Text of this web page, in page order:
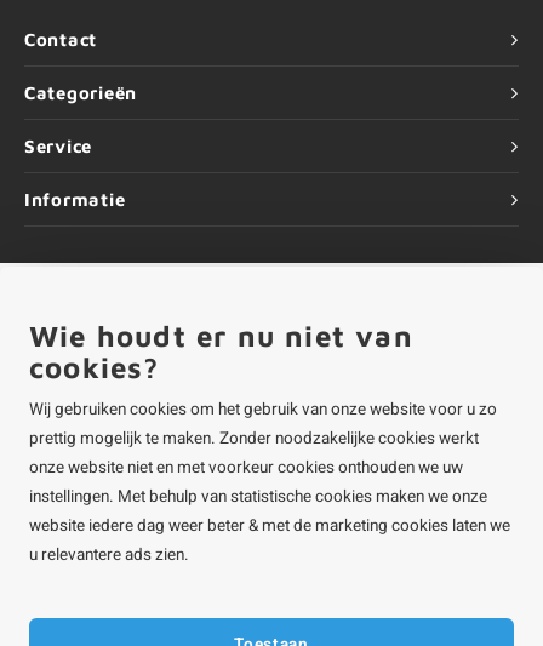
Contact
Categorieën
Service
Informatie
©Copyright2026 ALUMINIUMvakman - Powered byLightspeed
ALUMINIUMvakman is onderdeel vanRoca Online BV
Wie houdt er nu niet van
cookies?
Wij gebruiken cookies om het gebruik van onze website voor u zo
prettig mogelijk te maken. Zonder noodzakelijke cookies werkt
onze website niet en met voorkeur cookies onthouden we uw
instellingen. Met behulp van statistische cookies maken we onze
website iedere dag weer beter & met de marketing cookies laten we
u relevantere ads zien.